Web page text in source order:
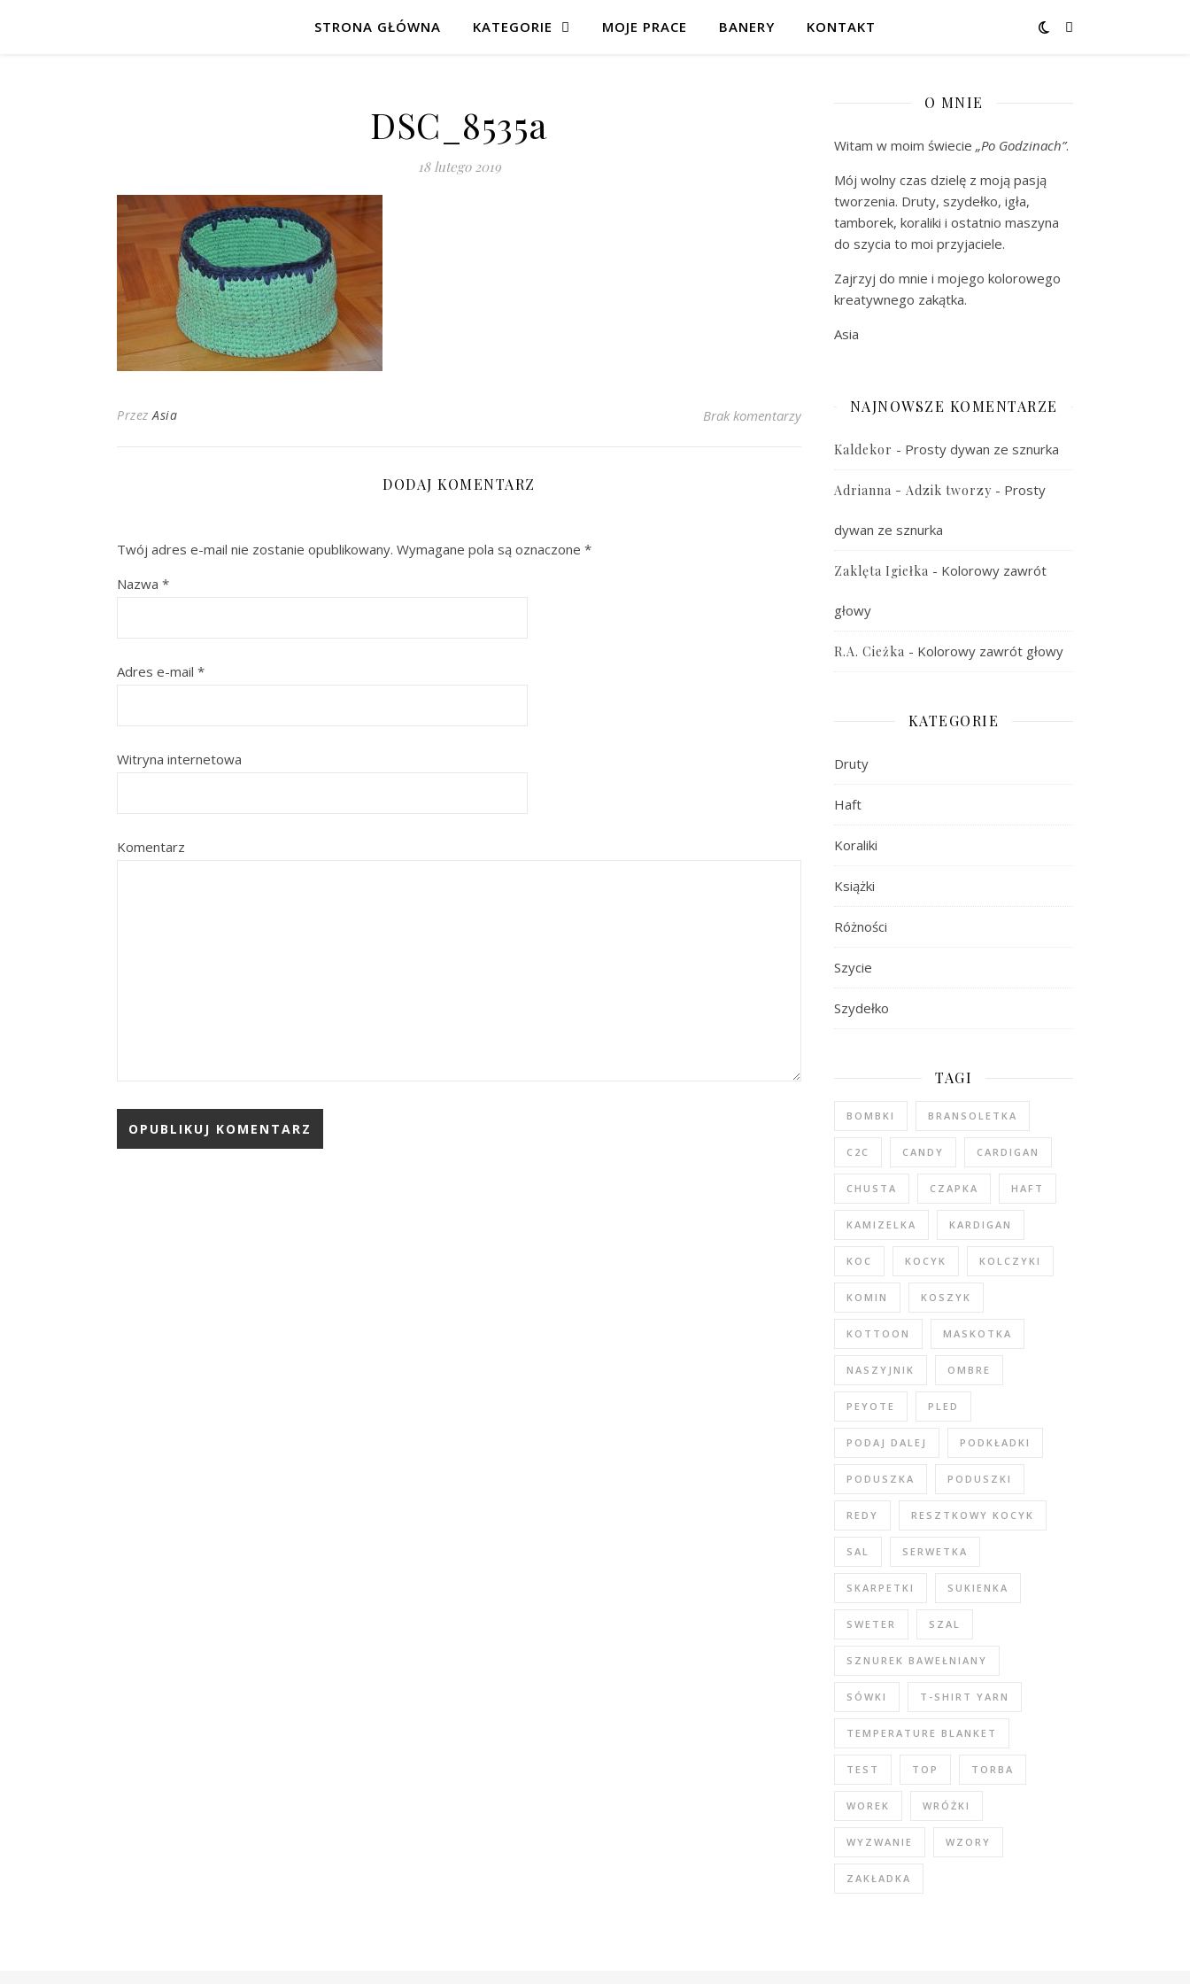
STRONA GŁÓWNA KATEGORIE MOJE PRACE BANERY KONTAKT
DSC_8535a
18 lutego 2019
PrzezAsia Brak komentarzy
DODAJ KOMENTARZ
Twój adres e-mail nie zostanie opublikowany. Wymagane pola są oznaczone *
Nazwa *
Adres e-mail *
Witryna internetowa
Komentarz
O MNIE
Witam w moim świecie „Po Godzinach”.
Mój wolny czas dzielę z moją pasją
tworzenia. Druty, szydełko, igła,
tamborek, koraliki i ostatnio maszyna
do szycia to moi przyjaciele.
Zajrzyj do mnie i mojego kolorowego
kreatywnego zakątka.
Asia
NAJNOWSZE KOMENTARZE
Kaldekor - Prosty dywan ze sznurka
Adrianna - Adzik tworzy - Prosty
dywan ze sznurka
Zaklęta Igiełka - Kolorowy zawrót
głowy
R.A. Cieżka - Kolorowy zawrót głowy
KATEGORIE
Druty
Haft
Koraliki
Książki
Różności
Szycie
Szydełko
TAGI
BOMBKI BRANSOLETKA
C2C CANDY CARDIGAN
CHUSTA CZAPKA HAFT
KAMIZELKA KARDIGAN
KOC KOCYK KOLCZYKI
KOMIN KOSZYK
KOTTOON MASKOTKA
NASZYJNIK OMBRE
PEYOTE PLED
PODAJ DALEJ PODKŁADKI
PODUSZKA PODUSZKI
REDY RESZTKOWY KOCYK
SAL SERWETKA
SKARPETKI SUKIENKA
SWETER SZAL
SZNUREK BAWEŁNIANY
SÓWKI T-SHIRT YARN
TEMPERATURE BLANKET
TEST TOP TORBA
WOREK WRÓŻKI
WYZWANIE WZORY
ZAKŁADKA